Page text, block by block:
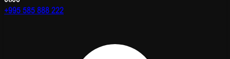
+995 585 888 222